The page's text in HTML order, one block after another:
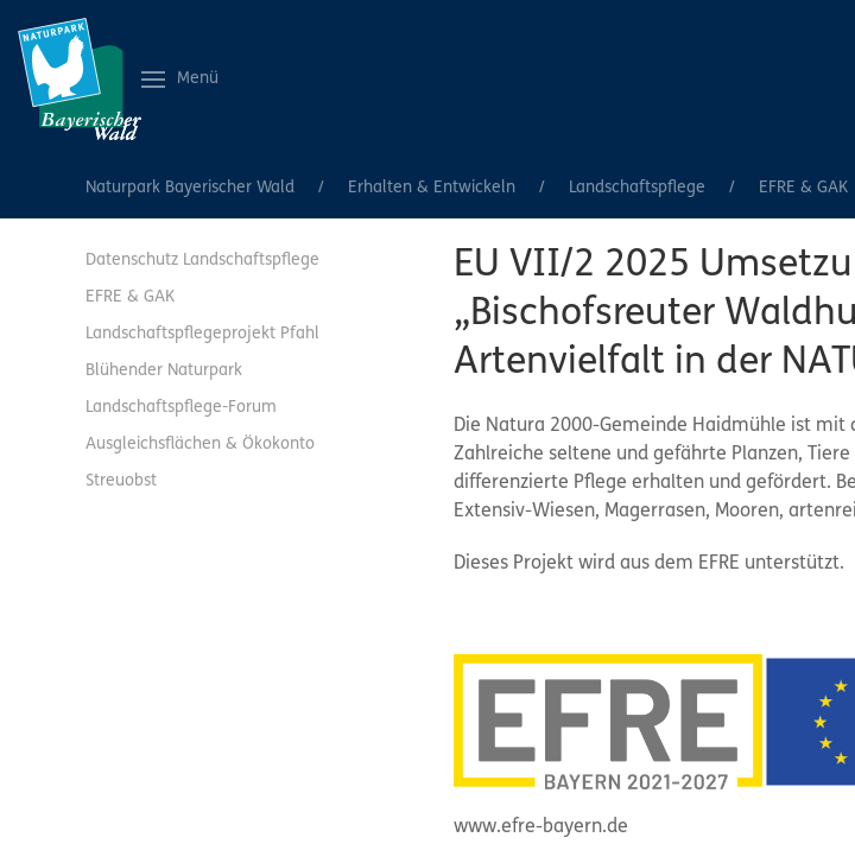
Menü
Naturpark Bayerischer Wald Erhalten & Entwickeln Landschaftspflege EFRE & GAK
EU VII/2 2025
„Bischofsreuter
Artenvielfalt in der
Die Natura 2000-Gemeinde Haidmühle ist
Zahlreiche seltene und gefährte Planzen,
differenzierte Pflege erhalten und gefördert.
Extensiv-Wiesen, Magerrasen, Mooren,
Dieses Projekt wird aus dem EFRE unterstützt.
www.efre-bayern.de
Datenschutz Landschaftspflege
EFRE & GAK
Landschaftspflegeprojekt Pfahl
Blühender Naturpark
Landschaftspflege-Forum
Ausgleichsflächen & Ökokonto
Streuobst